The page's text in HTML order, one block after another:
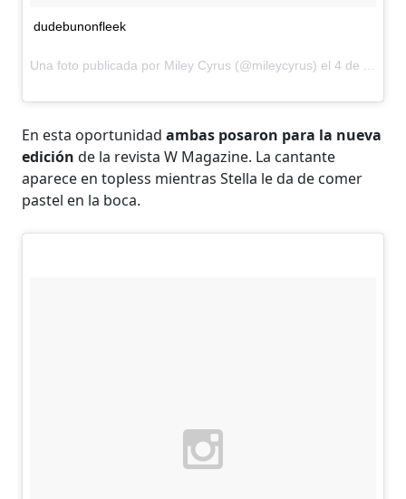
dudebunonfleek
Una foto publicada por Miley Cyrus (@mileycyrus) el4 de Ago de 2015 a la(s) 3:51 PDT
En esta oportunidadambas posaron para la nueva
edición de la revista W Magazine. La cantante
aparece en topless mientras Stella le da de comer
pastel en la boca.